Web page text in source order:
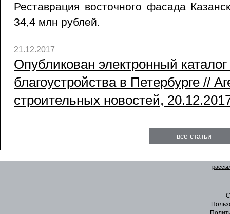
Реставрация восточного фасада
34,4 млн рублей.
21.12.2017
Опубликован электронный
благоустройства в Петербурге //
строительных новостей,
все статьи